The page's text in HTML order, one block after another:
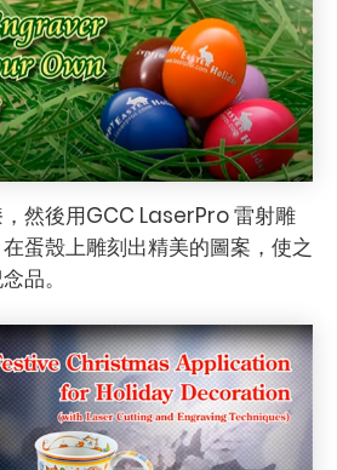
然後用GCC LaserPro 雷射雕
蛋殼上雕刻出精美的圖案，使之
品。